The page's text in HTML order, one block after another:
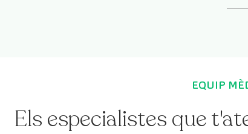
EQUIP
Els especialistes que